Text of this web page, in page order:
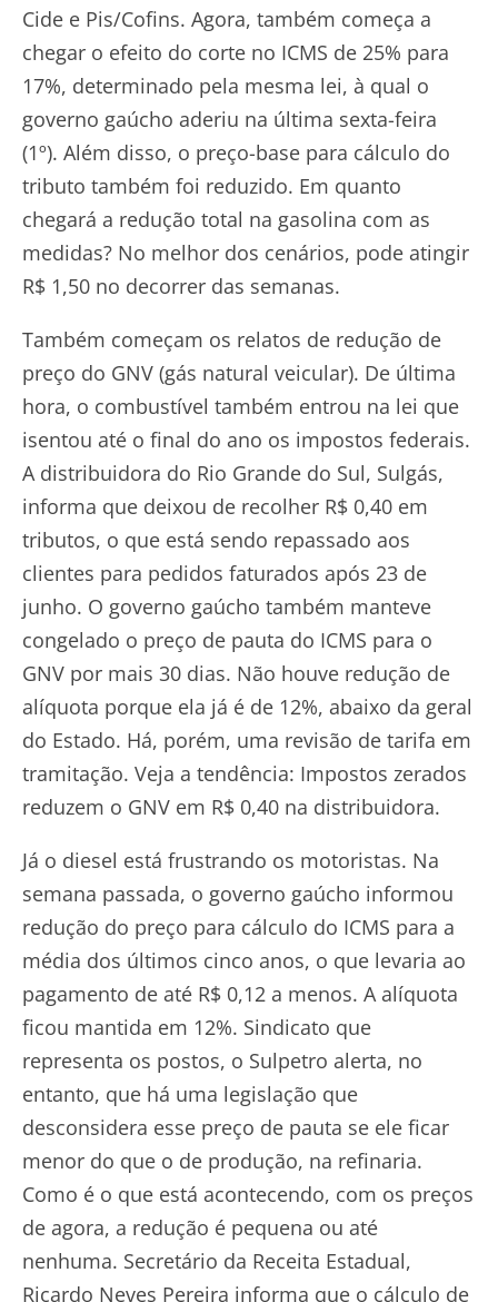
Cide e Pis/Cofins. Agora, também começa a
chegar o efeito do corte no ICMS de 25% para
17%, determinado pela mesma lei, à qual o
governo gaúcho aderiu na última sexta-feira
(1º). Além disso, o preço-base para cálculo do
tributo também foi reduzido. Em quanto
chegará a redução total na gasolina com as
medidas? No melhor dos cenários, pode atingir
R$ 1,50 no decorrer das semanas.
Também começam os relatos de redução de
preço do GNV (gás natural veicular). De última
hora, o combustível também entrou na lei que
isentou até o final do ano os impostos federais.
A distribuidora do Rio Grande do Sul, Sulgás,
informa que deixou de recolher R$ 0,40 em
tributos, o que está sendo repassado aos
clientes para pedidos faturados após 23 de
junho. O governo gaúcho também manteve
congelado o preço de pauta do ICMS para o
GNV por mais 30 dias. Não houve redução de
alíquota porque ela já é de 12%, abaixo da geral
do Estado. Há, porém, uma revisão de tarifa em
tramitação. Veja a tendência: Impostos zerados
reduzem o GNV em R$ 0,40 na distribuidora.
Já o diesel está frustrando os motoristas. Na
semana passada, o governo gaúcho informou
redução do preço para cálculo do ICMS para a
média dos últimos cinco anos, o que levaria ao
pagamento de até R$ 0,12 a menos. A alíquota
ficou mantida em 12%. Sindicato que
representa os postos, o Sulpetro alerta, no
entanto, que há uma legislação que
desconsidera esse preço de pauta se ele ficar
menor do que o de produção, na refinaria.
Como é o que está acontecendo, com os preços
de agora, a redução é pequena ou até
nenhuma. Secretário da Receita Estadual,
Ricardo Neves Pereira informa que o cálculo de